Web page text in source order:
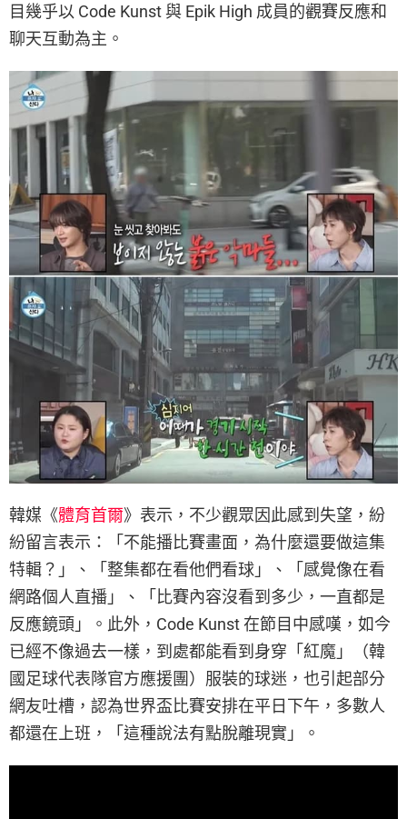
目幾乎以 Code Kunst 與 Epik High 成員的觀賽反應和
聊天互動為主。
韓媒《體育首爾》表示，不少觀眾因此感到失望，紛
紛留言表示：「不能播比賽畫面，為什麼還要做這集
特輯？」、「整集都在看他們看球」、「感覺像在看
網路個人直播」、「比賽內容沒看到多少，一直都是
反應鏡頭」。此外，Code Kunst 在節目中感嘆，如今
已經不像過去一樣，到處都能看到身穿「紅魔」（韓
國足球代表隊官方應援團）服裝的球迷，也引起部分
網友吐槽，認為世界盃比賽安排在平日下午，多數人
都還在上班，「這種說法有點脫離現實」。